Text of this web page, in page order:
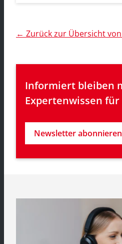
← Zurück zur Übersicht
Informiert bleiben
Expertenwissen
Newsletter abonnieren